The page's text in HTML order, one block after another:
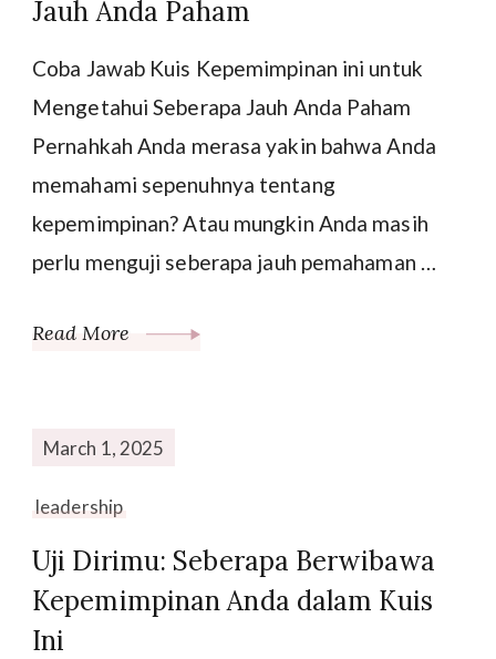
Jauh Anda Paham
Coba Jawab Kuis Kepemimpinan ini untuk
Mengetahui Seberapa Jauh Anda Paham
Pernahkah Anda merasa yakin bahwa Anda
memahami sepenuhnya tentang
kepemimpinan? Atau mungkin Anda masih
perlu menguji seberapa jauh pemahaman …
Read More
March 1, 2025
leadership
Uji Dirimu: Seberapa Berwibawa
Kepemimpinan Anda dalam Kuis
Ini